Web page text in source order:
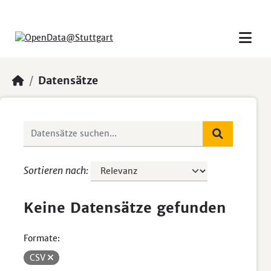
Datensätze
Sortieren nach
Keine Datensätze gefunden
Formate:
CSV